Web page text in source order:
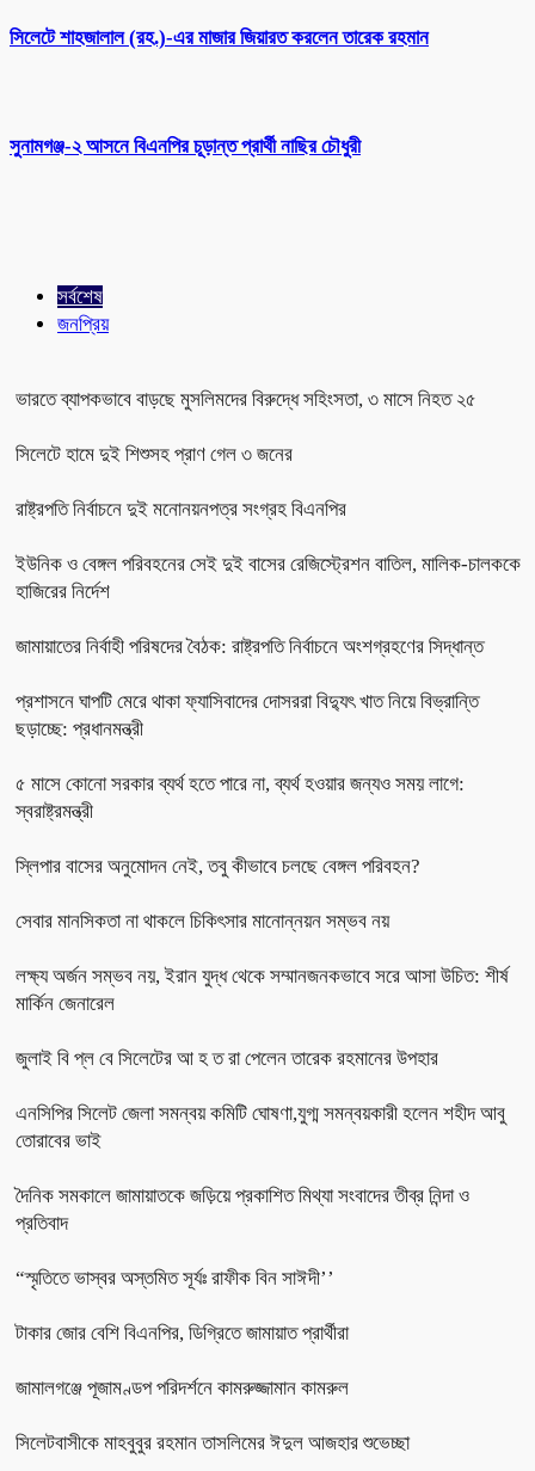
সিলেটে শাহজালাল (রহ.)-এর মাজার জিয়ারত করলেন তারেক রহমান
সুনামগঞ্জ-২ আসনে বিএনপির চূড়ান্ত প্রার্থী নাছির চৌধুরী
সর্বশেষ
জনপ্রিয়
ভারতে ব্যাপকভাবে বাড়ছে মুসলিমদের বিরুদ্ধে সহিংসতা, ৩ মাসে নিহত ২৫
সিলেটে হামে দুই শিশুসহ প্রাণ গেল ৩ জনের
রাষ্ট্রপতি নির্বাচনে দুই মনোনয়নপত্র সংগ্রহ বিএনপির
ইউনিক ও বেঙ্গল পরিবহনের সেই দুই বাসের রেজিস্ট্রেশন বাতিল, মালিক-চালককে
হাজিরের নির্দেশ
জামায়াতের নির্বাহী পরিষদের বৈঠক: রাষ্ট্রপতি নির্বাচনে অংশগ্রহণের সিদ্ধান্ত
প্রশাসনে ঘাপটি মেরে থাকা ফ্যাসিবাদের দোসররা বিদ্যুৎ খাত নিয়ে বিভ্রান্তি
ছড়াচ্ছে: প্রধানমন্ত্রী
৫ মাসে কোনো সরকার ব্যর্থ হতে পারে না, ব্যর্থ হওয়ার জন্যও সময় লাগে:
স্বরাষ্ট্রমন্ত্রী
স্লিপার বাসের অনুমোদন নেই, তবু কীভাবে চলছে বেঙ্গল পরিবহন?
সেবার মানসিকতা না থাকলে চিকিৎসার মানোন্নয়ন সম্ভব নয়
লক্ষ্য অর্জন সম্ভব নয়, ইরান যুদ্ধ থেকে সম্মানজনকভাবে সরে আসা উচিত: শীর্ষ
মার্কিন জেনারেল
জুলাই বি প্ল বে সিলেটের আ হ ত রা পেলেন তারেক রহমানের উপহার
এনসিপির সিলেট জেলা সমন্বয় কমিটি ঘোষণা,যুগ্ম সমন্বয়কারী হলেন শহীদ আবু
তোরাবের ভাই
দৈনিক সমকালে জামায়াতকে জড়িয়ে প্রকাশিত মিথ্যা সংবাদের তীব্র নিন্দা ও
প্রতিবাদ
“স্মৃতিতে ভাস্বর অস্তমিত সূর্যঃ রাফীক বিন সাঈদী’’
টাকার জোর বেশি বিএনপির, ডিগ্রিতে জামায়াত প্রার্থীরা
জামালগঞ্জে পূজামণ্ডপ পরিদর্শনে কামরুজ্জামান কামরুল
সিলেটবাসীকে মাহবুবুর রহমান তাসলিমের ঈদুল আজহার শুভেচ্ছা